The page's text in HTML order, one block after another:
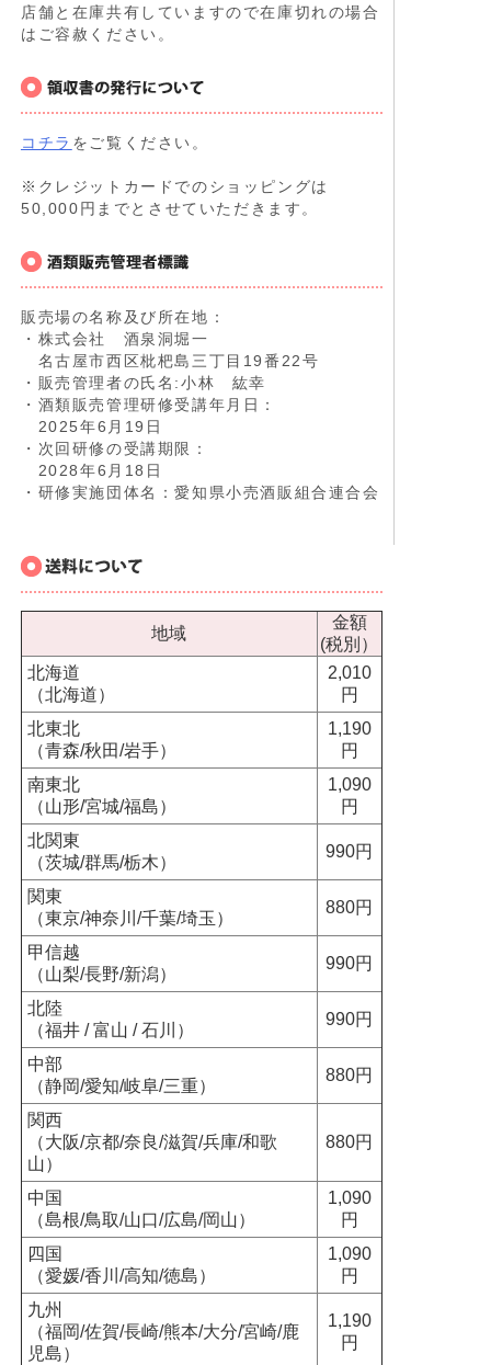
店舗と在庫共有していますので在庫切れの場合
はご容赦ください。
コチラ をご覧ください。
※クレジットカードでのショッピングは
50,000円までとさせていただきます。
販売場の名称及び所在地：
・株式会社 酒泉洞堀一
名古屋市西区枇杷島三丁目19番22号
・販売管理者の氏名:小林 紘幸
・酒類販売管理研修受講年月日：
2025年6月19日
・次回研修の受講期限：
2028年6月18日
・研修実施団体名：愛知県小売酒販組合連合会
地域
金額
(税別）
北海道
（北海道）
2,010
円
北東北
（青森/秋田/岩手）
1,190
円
南東北
（山形/宮城/福島）
1,090
円
北関東
（茨城/群馬/栃木）
990円
関東
（東京/神奈川/千葉/埼玉）
880円
甲信越
（山梨/長野/新潟）
990円
北陸
（福井 / 富山 / 石川）
990円
中部
（静岡/愛知/岐阜/三重）
880円
関西
（大阪/京都/奈良/滋賀/兵庫/和歌
山）
880円
中国
（島根/鳥取/山口/広島/岡山）
1,090
円
四国
（愛媛/香川/高知/徳島）
1,090
円
九州
（福岡/佐賀/長崎/熊本/大分/宮崎/鹿
児島）
1,190
円